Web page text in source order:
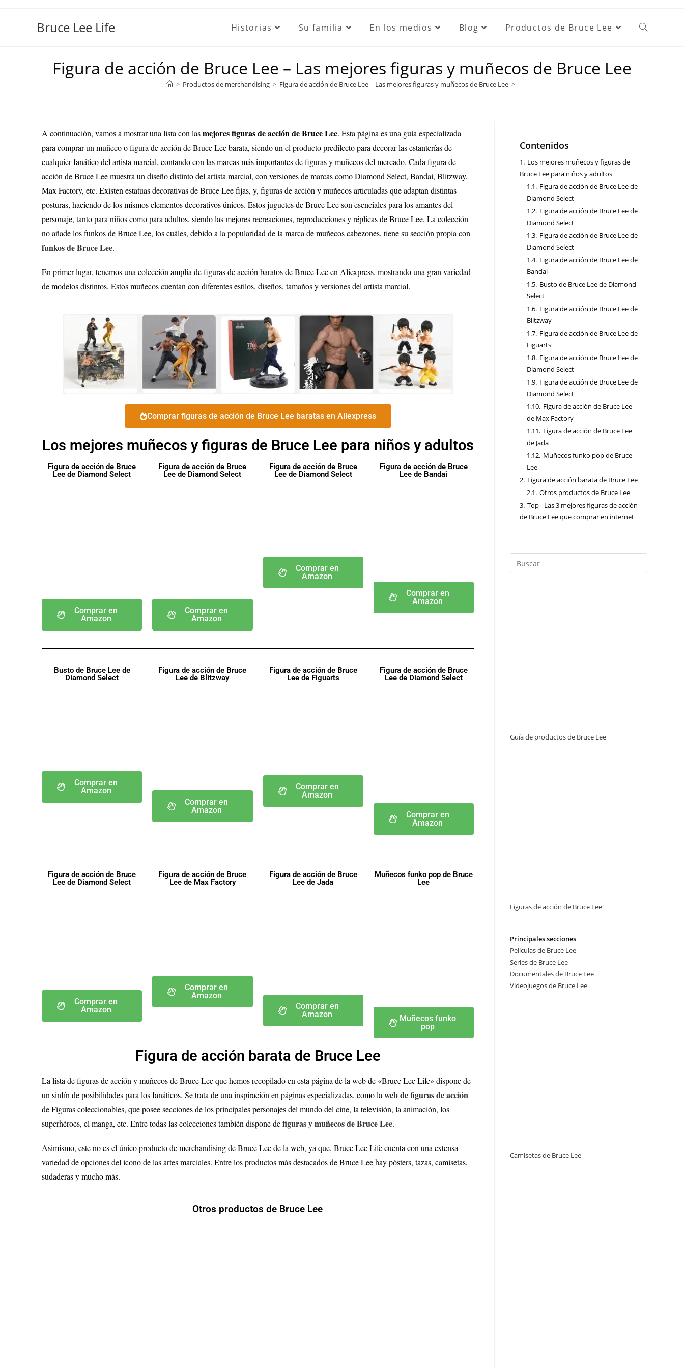
Bruce Lee Life Historias Su familia En los medios Blog Productos de Bruce Lee
Figura de acción de Bruce Lee – Las mejores figuras y muñecos de Bruce Lee
> Productos de merchandising > Figura de acción de Bruce Lee – Las mejores figuras y muñecos de Bruce Lee >
A continuación, vamos a mostrar una lista con lasmejores figuras de acción de Bruce Lee. Esta página es una guía especializada
para comprar un muñeco o figura de acción de Bruce Lee barata, siendo un el producto predilecto para decorar las estanterías de
cualquier fanático del artista marcial, contando con las marcas más importantes de figuras y muñecos del mercado. Cada figura de
acción de Bruce Lee muestra un diseño distinto del artista marcial, con versiones de marcas como Diamond Select, Bandai, Blitzway,
Max Factory, etc. Existen estatuas decorativas de Bruce Lee fijas, y, figuras de acción y muñecos articuladas que adaptan distintas
posturas, haciendo de los mismos elementos decorativos únicos. Estos juguetes de Bruce Lee son esenciales para los amantes del
personaje, tanto para niños como para adultos, siendo las mejores recreaciones, reproducciones y réplicas de Bruce Lee. La colección
no añade los funkos de Bruce Lee, los cuáles, debido a la popularidad de la marca de muñecos cabezones, tiene su sección propia con
funkos de Bruce Lee.
En primer lugar, tenemos una colección amplia de figuras de acción baratos de Bruce Lee en Aliexpress, mostrando una gran variedad
de modelos distintos. Estos muñecos cuentan con diferentes estilos, diseños, tamaños y versiones del artista marcial.
Comprar figuras de acción de Bruce Lee baratas en Aliexpress
Los mejores muñecos y figuras de Bruce Lee para niños y adultos
Figura de acción de Bruce
Lee de Diamond Select
Comprar en
Amazon
Figura de acción de Bruce
Lee de Diamond Select
Comprar en
Amazon
Figura de acción de Bruce
Lee de Diamond Select
Comprar en
Amazon
Figura de acción de Bruce
Lee de Bandai
Comprar en
Amazon
Busto de Bruce Lee de
Diamond Select
Comprar en
Amazon
Figura de acción de Bruce
Lee de Blitzway
Comprar en
Amazon
Figura de acción de Bruce
Lee de Figuarts
Comprar en
Amazon
Figura de acción de Bruce
Lee de Diamond Select
Comprar en
Amazon
Figura de acción de Bruce
Lee de Diamond Select
Comprar en
Amazon
Figura de acción de Bruce
Lee de Max Factory
Comprar en
Amazon
Figura de acción de Bruce
Lee de Jada
Comprar en
Amazon
Muñecos funko pop de Bruce
Lee
Muñecos funko
pop
Figura de acción barata de Bruce Lee
La lista de figuras de acción y muñecos de Bruce Lee que hemos recopilado en esta página de la web de «Bruce Lee Life» dispone de
un sinfín de posibilidades para los fanáticos. Se trata de una inspiración en páginas especializadas, como la web de figuras de acción
de Figuras coleccionables, que posee secciones de los principales personajes del mundo del cine, la televisión, la animación, los
superhéroes, el manga, etc. Entre todas las colecciones también dispone defiguras y muñecos de Bruce Lee.
Asimismo, este no es el único producto de merchandising de Bruce Lee de la web, ya que, Bruce Lee Life cuenta con una extensa
variedad de opciones del icono de las artes marciales. Entre los productos más destacados de Bruce Lee hay pósters, tazas, camisetas,
sudaderas y mucho más.
Otros productos de Bruce Lee
Contenidos
1. Los mejores muñecos y figuras de
Bruce Lee para niños y adultos
1.1. Figura de acción de Bruce Lee de
Diamond Select
1.2. Figura de acción de Bruce Lee de
Diamond Select
1.3. Figura de acción de Bruce Lee de
Diamond Select
1.4. Figura de acción de Bruce Lee de
Bandai
1.5. Busto de Bruce Lee de Diamond
Select
1.6. Figura de acción de Bruce Lee de
Blitzway
1.7. Figura de acción de Bruce Lee de
Figuarts
1.8. Figura de acción de Bruce Lee de
Diamond Select
1.9. Figura de acción de Bruce Lee de
Diamond Select
1.10. Figura de acción de Bruce Lee
de Max Factory
1.11. Figura de acción de Bruce Lee
de Jada
1.12. Muñecos funko pop de Bruce
Lee
2. Figura de acción barata de Bruce Lee
2.1. Otros productos de Bruce Lee
3. Top - Las 3 mejores figuras de acción
de Bruce Lee que comprar en internet
Guía de productos de Bruce Lee
Figuras de acción de Bruce Lee
Principales secciones
Películas de Bruce Lee
Series de Bruce Lee
Documentales de Bruce Lee
Videojuegos de Bruce Lee
Camisetas de Bruce Lee